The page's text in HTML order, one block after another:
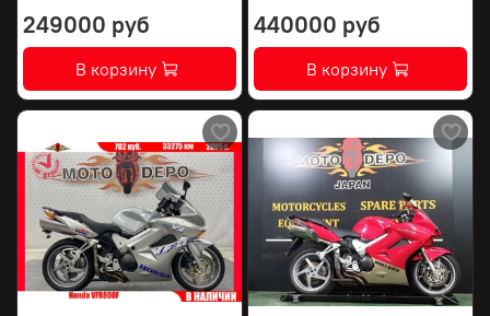
249000 руб
В корзину
440000 руб
В корзину